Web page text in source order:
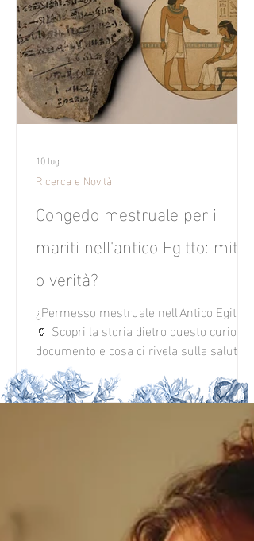
Congedo mestruale per i
mariti nell'antico Egitto: mito
o verità?
¿Permesso mestruale nell’Antico Egitto?
🏺 Scopri la storia dietro questo curioso
documento e cosa ci rivela sulla salute
femminile di 3.000 anni fa.
Ricerca e Novità
10 lug